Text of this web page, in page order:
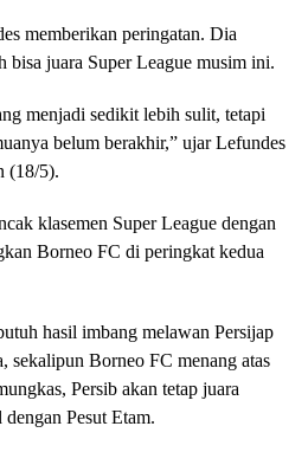
memberikan peringatan. Dia
bisa juara Super League musim ini.
menjadi sedikit lebih sulit, tetapi
belum berakhir,” ujar Lefundes
(18/5).
klasemen Super League dengan
Borneo FC di peringkat kedua
hasil imbang melawan Persijap
sekalipun Borneo FC menang atas
Persib akan tetap juara
Pesut Etam.